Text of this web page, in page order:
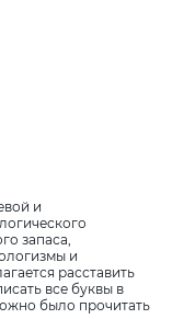
и
запаса,
и
расставить
все буквы в
было прочитать